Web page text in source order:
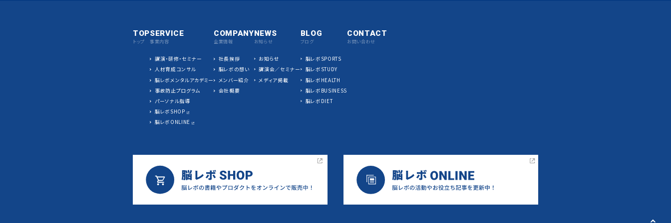
TOP
トップ
SERVICE
事業内容
講演・研修・セミナー
人材育成コンサル
脳レボメンタルアカデミー
事故防止プログラム
パーソナル指導
脳レボSHOP
脳レボONLINE
COMPANY
企業情報
社長挨拶
脳レボの想い
メンバー紹介
会社概要
NEWS
お知らせ
お知らせ
講演会／セミナー
メディア掲載
BLOG
ブログ
脳レボSPORTS
脳レボSTUDY
脳レボHEALTH
脳レボBUSINESS
脳レボDIET
CONTACT
お問い合わせ